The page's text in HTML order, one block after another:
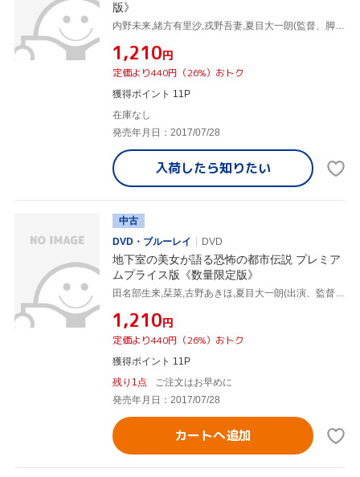
版》
内野未来,緒方有里沙,戎野吾妻,夏目大一朗(監督、脚本、編集),福谷孝宏(出演、監督、脚本、プロデューサー),kuma(alfred)(音楽),高橋剛(音楽),堀井良太(音楽)
¥1,210円
定価より440円（26%）おトク
獲得ポイント 11P
在庫なし
発売年月日：2017/07/28
入荷したら知りたい
中古
DVD・ブルーレイ
DVD
地下室の美女が語る恐怖の都市伝説 プレミア
ムプライス版《数量限定版》
田名部生来,栞菜,古野あきほ,夏目大一朗(出演、監督、脚本),福谷孝宏(出演、監督、プロデューサー),川原杏奈(監督、脚本),堀井良太(音楽),高橋剛(音楽)
¥1,210円
定価より440円（26%）おトク
獲得ポイント 11P
残り1点
ご注文はお早めに
発売年月日：2017/07/28
カートへ追加